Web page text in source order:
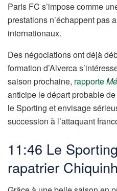
Paris FC s’impose comme
prestations n’échappent pas
internationaux.
Des négociations ont déjà
formation d’Alverca
saison prochaine, rapporte
anticipe le départ probable
le Sporting et envisage
succession à l’attaquant
11:46 Le
rapatrier